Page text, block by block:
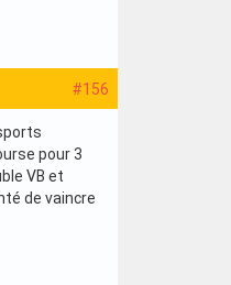
#156
pour 3
VB et
de vaincre